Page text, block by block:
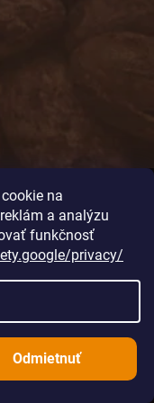
na
a analýzu
funkčnosť
privacy/
Odmietnuť